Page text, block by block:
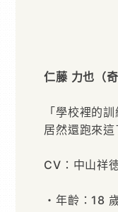
仁藤 力也（奇
「學校裡的
居然還跑來這
CV：中山祥
・年齡：18